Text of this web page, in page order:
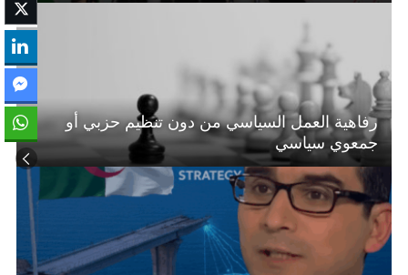
رفاهية العمل السياسي من دون تنظيم حزبي أو
جمعوي سياسي